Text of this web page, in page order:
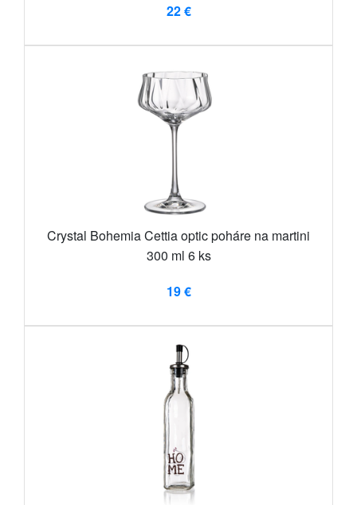
22 €
Crystal Bohemia Cettia optic poháre na martini
300 ml 6 ks
19 €